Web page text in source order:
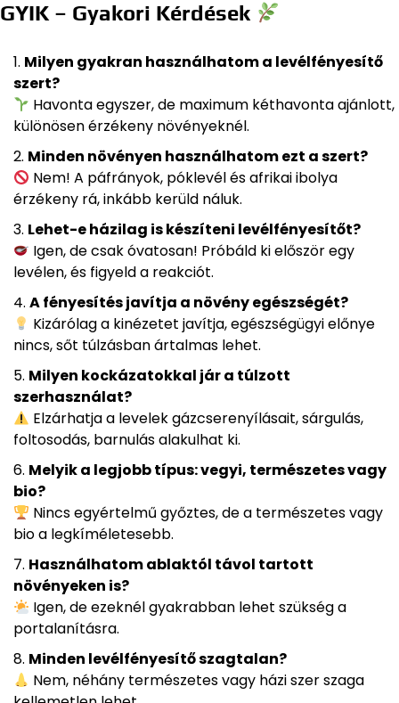
GYIK – Gyakori Kérdések
Milyen gyakran használhatom a levélfényesítő
szert?
Havonta egyszer, de maximum kéthavonta ajánlott,
különösen érzékeny növényeknél.
Minden növényen használhatom ezt a szert?
Nem! A páfrányok, póklevél és afrikai ibolya
érzékeny rá, inkább kerüld náluk.
Lehet-e házilag is készíteni levélfényesítőt?
Igen, de csak óvatosan! Próbáld ki először egy
levélen, és figyeld a reakciót.
A fényesítés javítja a növény egészségét?
Kizárólag a kinézetet javítja, egészségügyi előnye
nincs, sőt túlzásban ártalmas lehet.
Milyen kockázatokkal jár a túlzott
szerhasználat?
Elzárhatja a levelek gázcserenyílásait, sárgulás,
foltosodás, barnulás alakulhat ki.
Melyik a legjobb típus: vegyi, természetes vagy
bio?
Nincs egyértelmű győztes, de a természetes vagy
bio a legkíméletesebb.
Használhatom ablaktól távol tartott
növényeken is?
Igen, de ezeknél gyakrabban lehet szükség a
portalanításra.
Minden levélfényesítő szagtalan?
Nem, néhány természetes vagy házi szer szaga